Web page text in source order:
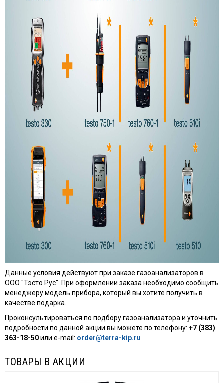
Данные условия действуют при заказе газоанализаторов в
ООО "Тэсто Рус". При оформлении заказа необходимо сообщить
менеджеру модель прибора, который вы хотите получить в
качестве подарка.
Проконсультироваться по подбору газоанализатора и уточнить
подробности по данной акции вы можете по телефону: +7 (383)
363-18-50или e-mail: order@terra-kip.ru
ТОВАРЫ В АКЦИИ